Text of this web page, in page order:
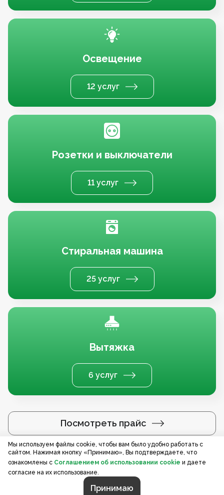
Освещение
12 услуг
Розетки и выключатели
11 услуг
Стиральная машина
25 услуг
Вытяжка
6 услуг
Посмотреть прайс
Услуги по регионам
Мы используем файлы cookie, чтобы вам было удобно работать с
сайтом. Нажимая кнопку «Принимаю», Вы подтверждаете, что
ознакомлены с Соглашением об использовании cookie и даете
согласие на их использование.
Принимаю